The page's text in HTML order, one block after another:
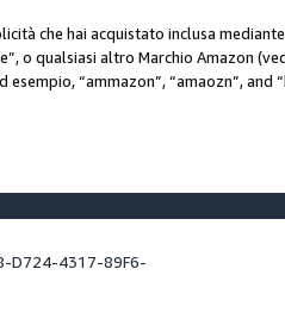
che hai acquistato inclusa
o qualsiasi altro Marchio Amazon
“ammazon”, “amaozn”, and
D724-4317-89F6-